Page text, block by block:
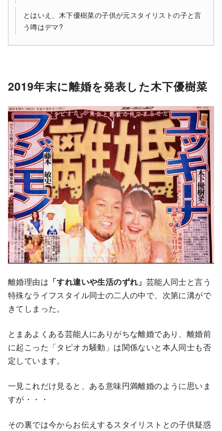
とはいえ、木下優樹菜の子供が元スタイリストの子と言
う噂はデマ?
2019年末に離婚を発表した木下優樹菜
離婚理由は 「すれ違いや生活のずれ」 芸能人同士と言う
特殊なライフスタイル同士の二人の中で、次第に溝がで
きてしまった。
とまあよくある芸能人にありがちな離婚であり、離婚前
に起こった「タピオカ騒動」は関係ないと本人同士も否
定しています。
一見これだけ見ると、ある意味円満離婚のように思いま
すが・・・
その裏では今からお伝えするスタイリストとの子供疑惑